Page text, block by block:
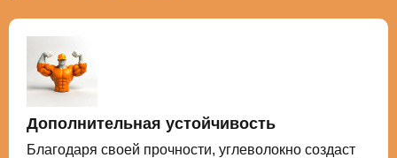
Дополнительная устойчивость
Благодаря своей прочности, углеволокно создаст